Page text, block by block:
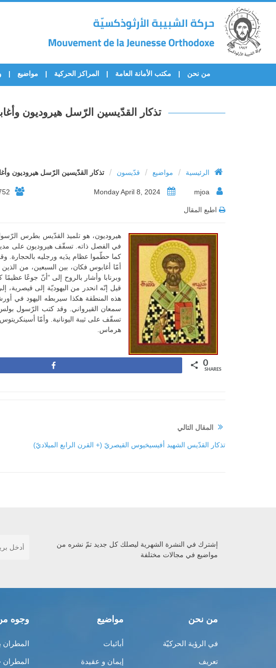
من نحن مكتب الأمانة العامة المراكز الحركية مواضيع
تذكار القدّيسين الرّسل هيروديون
الرئيسية / مواضيع / قدّيسون / تذكار القدّيسين الرّسل هيروديون
اطبع المقال
في الفصل ذاته. تسقّف هيروديون على مدينة
كما حطّموا عظام يدَيه ورجليه بالحجارة.
أمّا أغابوس فكان، بين السبعين، من
قيل إنّه انحدر من اليهوديّة إلى
هذه المنطقة هكذا سيربطه اليهود في
تسقّف على ثيبة اليونانية. وأمّا
هرماس.
0
SHARES
المقال التالي
تذكار القدّيس الشهيد أفيسيخيوس القيصريّ (+ القرن الرابع الميلاديّ)
إشترك في النشرة الشهرية ليصلك كل جديد تمّ نشره من
مواضيع في مجالات مختلفة
من نحن
في الرؤية الحركيّة
تعريف
مواضيع
أبائيات
إيمان و عقيدة
وجوه
المطران